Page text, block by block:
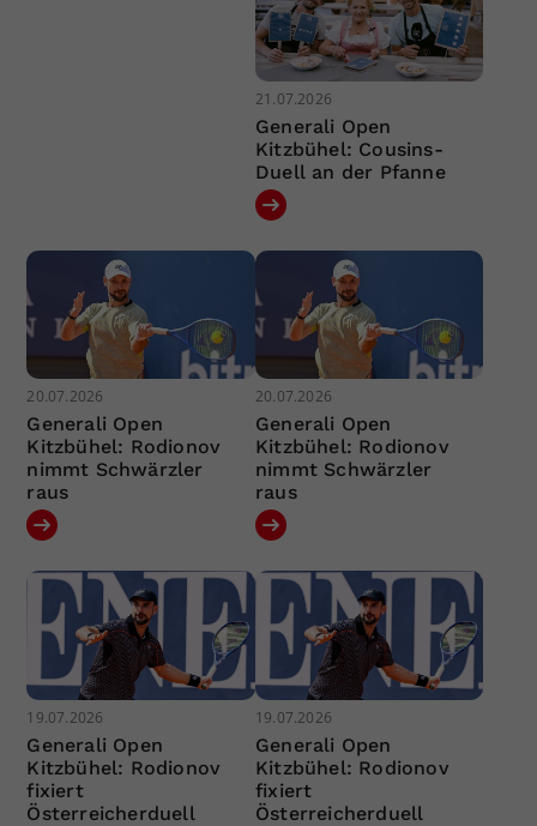
21.07.2026
Generali Open
Kitzbühel: Cousins-
Duell an der Pfanne
20.07.2026
Generali Open
Kitzbühel: Rodionov
nimmt Schwärzler
raus
20.07.2026
Generali Open
Kitzbühel: Rodionov
nimmt Schwärzler
raus
19.07.2026
Generali Open
Kitzbühel: Rodionov
fixiert
Österreicherduell
19.07.2026
Generali Open
Kitzbühel: Rodionov
fixiert
Österreicherduell